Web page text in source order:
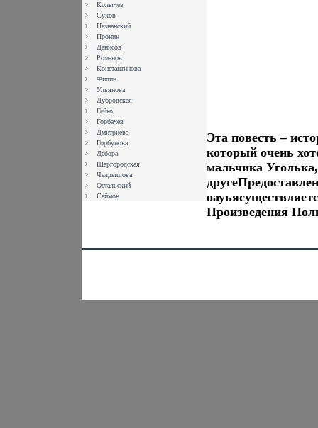
Колычев
Сухов
Незнанский
Пронин
Денисов
Романов
Константинова
Филин
Ульянова
Дубровская
Гейко
Горбачев
Дмитриева
Горбунова
Дебора
Шаргородская
Челдышова
Остальский
Саймон
Эта повесть –
который очень
мальчика
Произведения